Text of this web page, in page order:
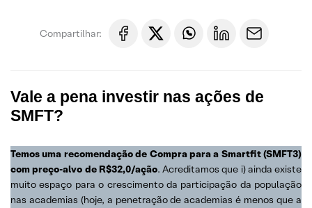
Compartilhar:
Vale a pena investir nas ações de
SMFT?
Temos uma recomendação de Compra para a Smartfit (SMFT3)
com preço-alvo de R$32,0/ação. Acreditamos que i) ainda existe
muito espaço para o crescimento da participação da população
nas academias (hoje, a penetração de academias é menos que a